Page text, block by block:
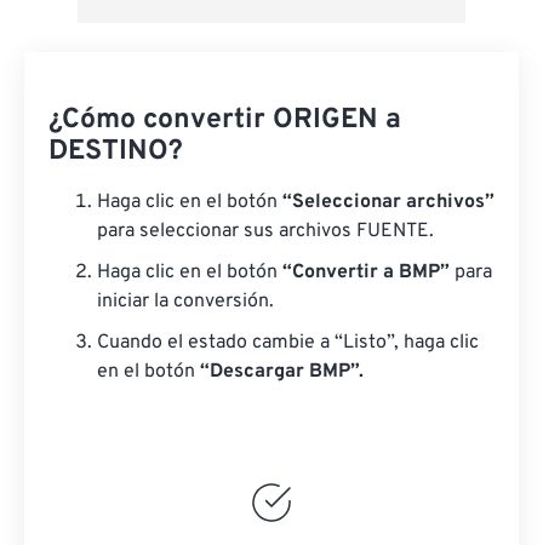
¿Cómo convertir ORIGEN a
DESTINO?
Haga clic en el botón “Seleccionar archivos”
para seleccionar sus archivos FUENTE.
Haga clic en el botón “Convertir a BMP” para
iniciar la conversión.
Cuando el estado cambie a “Listo”, haga clic
en el botón “Descargar BMP”.